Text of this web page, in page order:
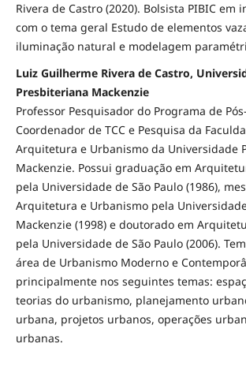
Rivera de Castro (2020). Bolsista PIBIC em
com o tema geral Estudo de elementos
iluminação natural e modelagem
Luiz Guilherme Rivera de Castro,
Presbiteriana Mackenzie
Professor Pesquisador do Programa de
Coordenador de TCC e Pesquisa da
Arquitetura e Urbanismo da Universidade
Mackenzie. Possui graduação em
pela Universidade de São Paulo (1986),
Arquitetura e Urbanismo pela
Mackenzie (1998) e doutorado em
pela Universidade de São Paulo (2006).
área de Urbanismo Moderno e
principalmente nos seguintes temas:
teorias do urbanismo, planejamento
urbana, projetos urbanos, operações
urbanas.